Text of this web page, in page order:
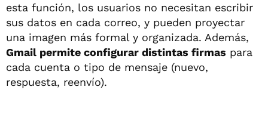
esta función, los usuarios no necesitan escribir
sus datos en cada correo, y pueden proyectar
una imagen más formal y organizada. Además,
Gmail permite configurar distintas firmas para
cada cuenta o tipo de mensaje (nuevo,
respuesta, reenvío).